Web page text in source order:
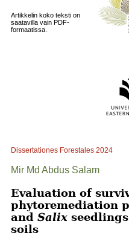
Artikkelin koko teksti on
saatavilla vain PDF-
formaatissa.
Dissertationes Forestales 2024
Mir Md Abdus Salam
Evaluation of
phytoremediation
and Salix
soils